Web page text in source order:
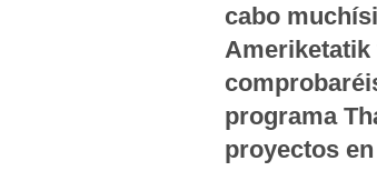
cabo
Ameriketatik
programa
proyectos